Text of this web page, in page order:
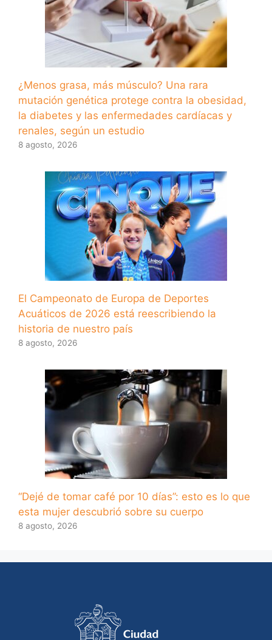
¿Menos grasa, más músculo? Una rara
mutación genética protege contra la obesidad,
la diabetes y las enfermedades cardíacas y
renales, según un estudio
8 agosto, 2026
El Campeonato de Europa de Deportes
Acuáticos de 2026 está reescribiendo la
historia de nuestro país
8 agosto, 2026
“Dejé de tomar café por 10 días”: esto es lo que
esta mujer descubrió sobre su cuerpo
8 agosto, 2026